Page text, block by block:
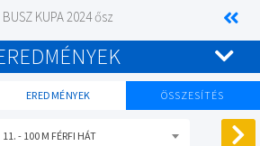
BUSZ KUPA 2024 ősz
EREDMÉNYEK ÖSSZESÍTÉS
11. - 100 M FÉRFI HÁT